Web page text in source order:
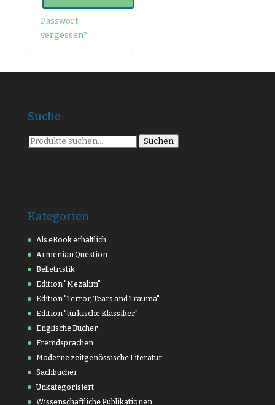
Passwort
vergessen?
Suche
Suche
nach:
Suchen
Kategorien
Als eBook erhältlich
Armenian Question
Belletristik
Edition "Mezalim"
Edition "Terror, Tears and Trauma"
Edition "türkische Klassiker"
Englische Bücher
Fremdsprachen
Moderne zeitgenössische Literatur
Sachbücher
Unkategorisiert
Wissenschaftliche Publikationen